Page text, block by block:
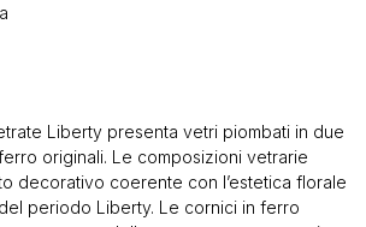
Liberty presenta vetri piombati in due
originali. Le composizioni vetrarie
decorativo coerente con l’estetica florale
periodo Liberty. Le cornici in ferro